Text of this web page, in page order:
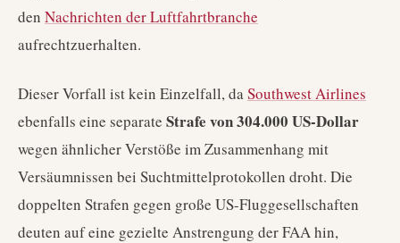
den Nachrichten der Luftfahrtbranche
aufrechtzuerhalten.
Dieser Vorfall ist kein Einzelfall, daSouthwest Airlines
ebenfalls eine separate Strafe von 304.000 US-Dollar
wegen ähnlicher Verstöße im Zusammenhang mit
Versäumnissen bei Suchtmittelprotokollen droht. Die
doppelten Strafen gegen große US-Fluggesellschaften
deuten auf eine gezielte Anstrengung der FAA hin,